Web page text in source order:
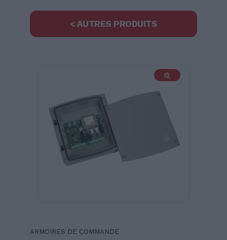
< AUTRES PRODUITS
ARMOIRES DE COMMANDE